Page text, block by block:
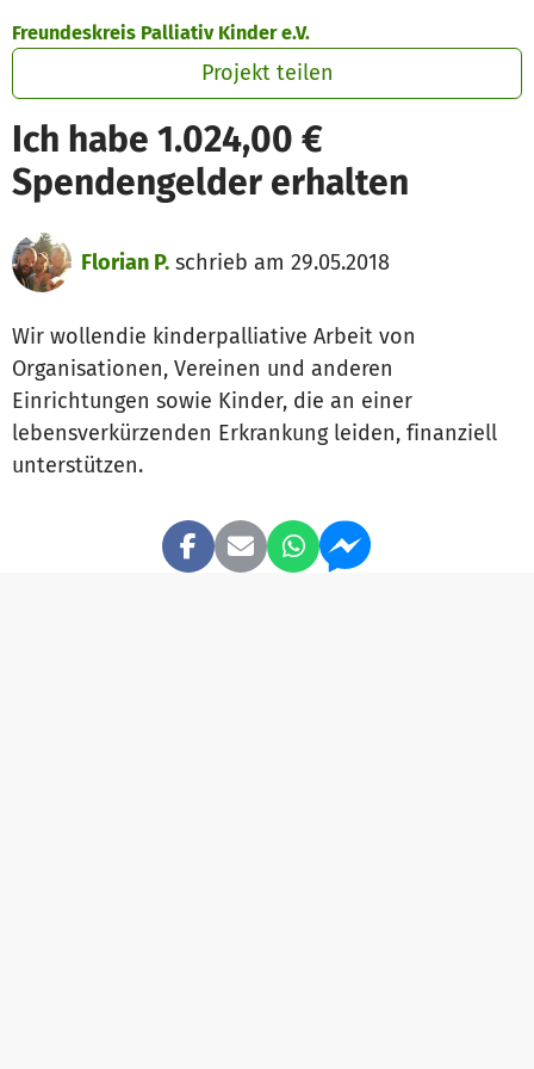
Freundeskreis Palliativ Kinder e.V.
Projekt teilen
Ich habe 1.024,00 €
Spendengelder erhalten
Florian P. schrieb am 29.05.2018
Wir wollendie kinderpalliative Arbeit von
Organisationen, Vereinen und anderen
Einrichtungen sowie Kinder, die an einer
lebensverkürzenden Erkrankung leiden, finanziell
unterstützen.